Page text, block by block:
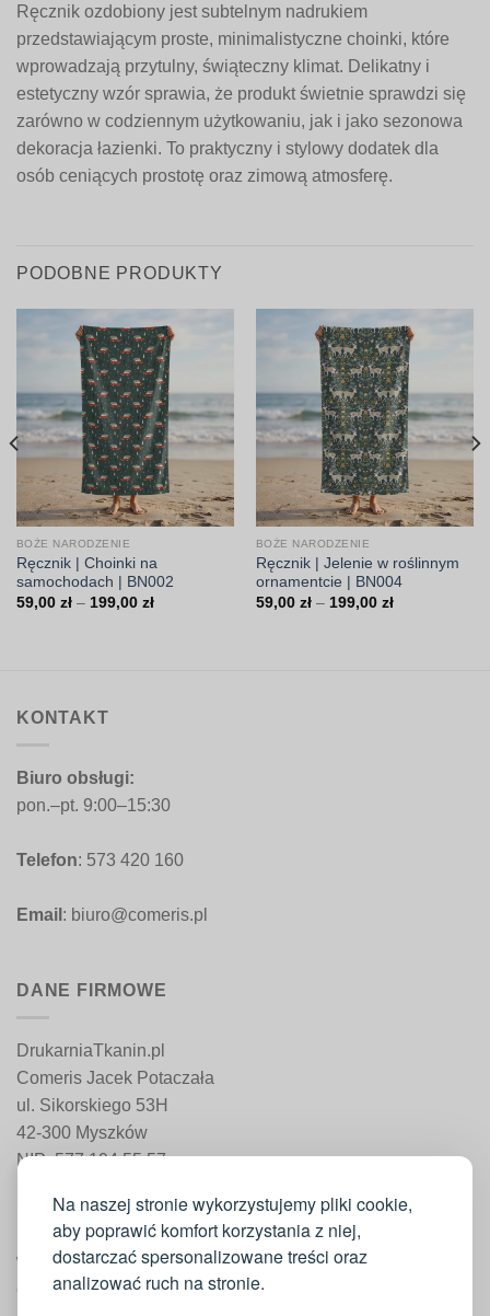
Na naszej stronie wykorzystujemy pliki cookie,
aby poprawić komfort korzystania z niej,
dostarczać spersonalizowane treści oraz
analizować ruch na stronie.
Ręcznik ozdobiony jest subtelnym nadrukiem
przedstawiającym proste, minimalistyczne choinki, które
wprowadzają przytulny, świąteczny klimat. Delikatny i
estetyczny wzór sprawia, że produkt świetnie sprawdzi się
zarówno w codziennym użytkowaniu, jak i jako sezonowa
dekoracja łazienki. To praktyczny i stylowy dodatek dla
osób ceniących prostotę oraz zimową atmosferę.
PODOBNE PRODUKTY
BOŻE NARODZENIE
Ręcznik | Choinki na
samochodach | BN002
59,00 zł – 199,00 złZakres
BOŻE NARODZENIE
Ręcznik | Jelenie w roślinnym
ornamentcie | BN004
59,00 zł – 199,00 złZakres
KONTAKT
Biuro obsługi:
pon.–pt. 9:00–15:30
Telefon: 573 420 160
Email : biuro@comeris.pl
DANE FIRMOWE
DrukarniaTkanin.pl
Comeris Jacek Potaczała
ul. Sikorskiego 53H
42-300 Myszków
NIP: 577 194 55 57
WAŻNE INFORMACJE